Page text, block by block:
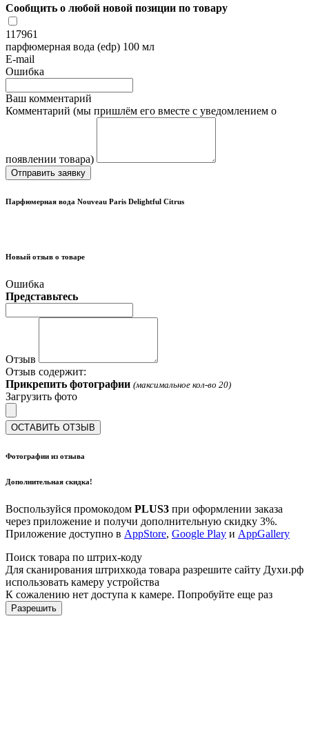
Сообщить о любой новой позиции по товару
117961
парфюмерная вода (edp) 100 мл
E-mail
Ошибка
Ваш комментарий
Комментарий (мы пришлём его вместе с уведомлением о
появлении товара)
Отправить заявку
Парфюмерная вода Nouveau Paris Delightful Citrus
Новый отзыв о товаре
Ошибка
Представьтесь
Отзыв
Отзыв содержит:
Прикрепить фотографии (максимальное кол-во 20)
Загрузить фото
ОСТАВИТЬ ОТЗЫВ
Фотографии из отзыва
Дополнительная скидка!
Воспользуйся промокодом PLUS3 при оформлении заказа
через приложение и получи дополнительную скидку 3%.
Приложение доступно в AppStore, Google Play и AppGallery
Поиск товара по штрих-коду
Для сканирования штрихкода товара разрешите сайту Духи.рф
использовать камеру устройства
К сожалению нет доступа к камере. Попробуйте еще раз
Разрешить